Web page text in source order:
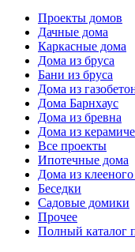
Проекты домов
Дачные дома
Каркасные дома
Дома из бруса
Бани из бруса
Дома из
Дома Барнхаус
Дома из бревна
Дома из
Все проекты
Ипотечные дома
Дома из клееного
Беседки
Садовые домики
Прочее
Полный каталог